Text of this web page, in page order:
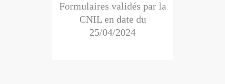
Formulaires validés par la
CNIL en date du
25/04/2024